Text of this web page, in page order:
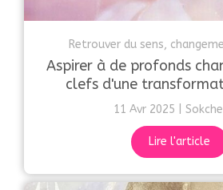
Retrouver du sens,
Aspirer à de profonds
clefs d'une
11 Avr 2025
Lire l'article